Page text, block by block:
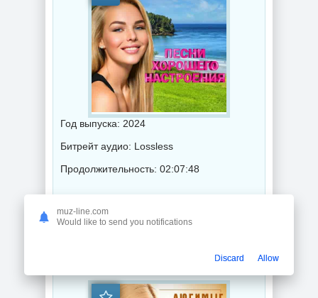
Год выпуска: 2024
Битрейт аудио: Lossless
Продолжительность: 02:07:48
Музыка 2024 года / Популярная музыка / Шансон музыка / Поп музыка / Сборник музыка
muz-line.com
Would like to send you notifications
Discard Allow